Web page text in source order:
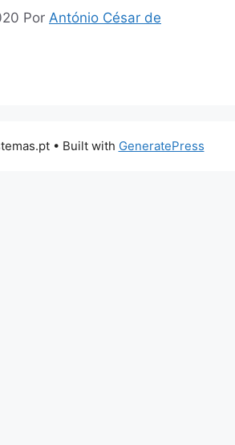
Por António César de
• Built with GeneratePress